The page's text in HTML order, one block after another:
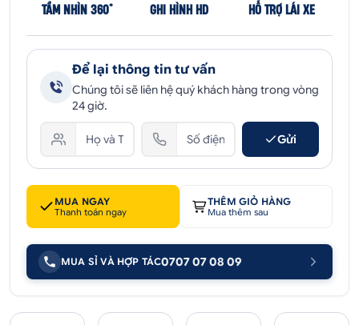
TẦM NHÌN 360° GHI HÌNH HD HỖ TRỢ LÁI XE
Để lại thông tin tư vấn
Chúng tôi sẽ liên hệ quý khách hàng trong vòng
24 giờ.
Gửi
MUA NGAY
Thanh toán ngay
THÊM GIỎ HÀNG
Mua thêm sau
MUA SỈ VÀ HỢP TÁC0707 07 08 09